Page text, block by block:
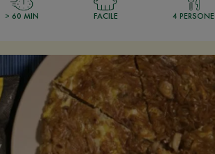
> 60 MIN FACILE 4 PERSONE